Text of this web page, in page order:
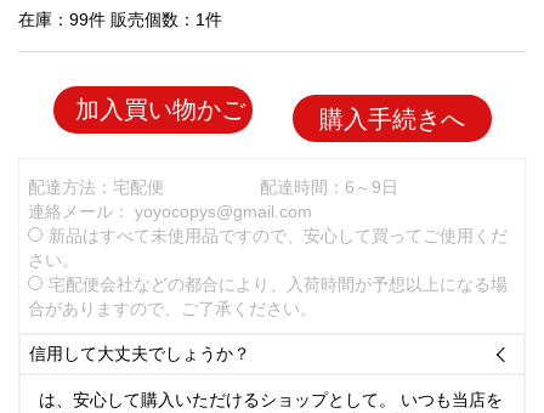
在庫：99件 販売個数：1件
加入買い物かご 購入手続きへ
配達方法：宅配便
配達時間：6～9日
連絡メール： yoyocopys@gmail.com
新品はすべて未使用品ですので、安心して買ってご使用くだ
さい。
宅配便会社などの都合により、入荷時間が予想以上になる場
合がありますので、ご了承ください。
信用して大丈夫でしょうか？ 
は、安心して購入いただけるショップとして。 いつも当店を